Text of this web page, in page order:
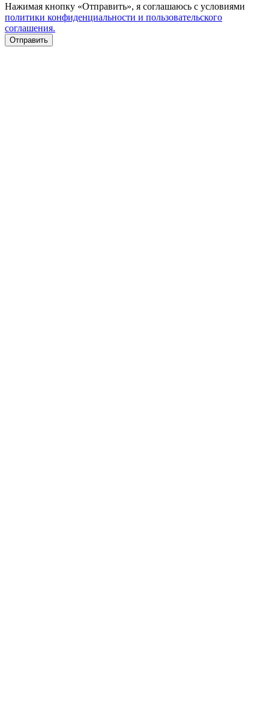
Нажимая кнопку «Отправить», я соглашаюсь с условиями
политики конфиденциальности и пользовательского
соглашения.
Отправить